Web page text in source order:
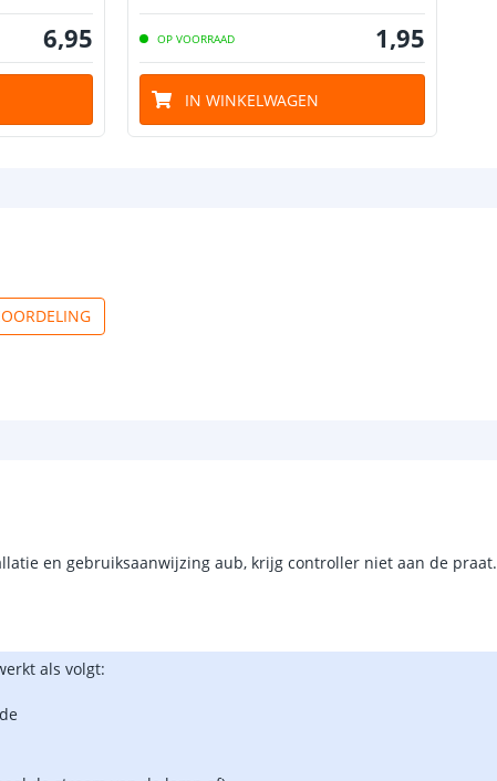
6,95 OP VOORRAAD 1,95
IN WINKELWAGEN
en gebruiksaanwijzing aub, krijg controller niet aan de praat.
als volgt: